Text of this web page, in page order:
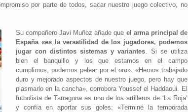
por parte de todos, sacar nuestro juego colectivo, no
Su compañero Javi Muñoz añade que el arma principal de
España «es la versatilidad de los jugadores, podemos
jugar con distintos sistemas y variantes. Si se utiliza
bien el banquillo y los que estamos en el campo
cumplimos, podemos pelear por el oro». «Hemos trabajado
duro y mejorado aspectos de nuestro juego, pero hay que
plasmarlo en la cancha», corrobora Youssef el Haddaoui. El
futbolista de Tarragona es uno de los artilleros de ‘La Roja’
y confía en aportar sus goles: «Terminé la temporada